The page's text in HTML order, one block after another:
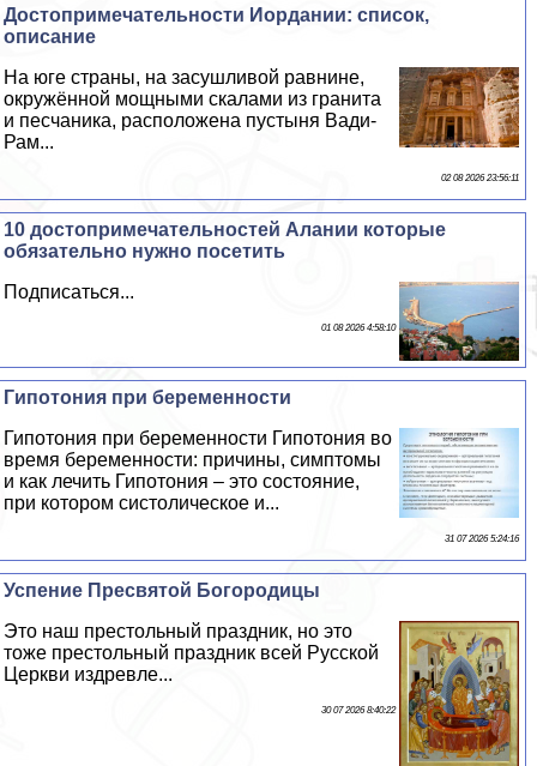
Достопримечательности Иордании: список,
описание
На юге страны, на засушливой равнине,
окружённой мощными скалами из гранита
и песчаника, расположена пустыня Вади-
Рам...
02 08 2026 23:56:11
10 достопримечательностей Алании которые
обязательно нужно посетить
Подписаться...
01 08 2026 4:58:10
Гипотония при беременности
Гипотония при беременности Гипотония во
время беременности: причины, симптомы
и как лечить Гипотония – это состояние,
при котором систолическое и...
31 07 2026 5:24:16
Успение Пресвятой Богородицы
Это наш престольный праздник, но это
тоже престольный праздник всей Русской
Церкви издревле...
30 07 2026 8:40:22